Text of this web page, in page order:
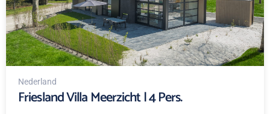
Nederland
Friesland Villa Meerzicht | 4 Pers.